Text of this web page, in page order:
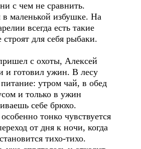
с чем не сравнить.
маленькой избушке. На
всегда есть такие
для себя рыбаки.
с охоты, Алексей
и готовил ужин. В лесу
питание: утром чай, в обед
и только в ужин
себе брюхо.
тонко чувствуется
от дня к ночи, когда
тихо-тихо.